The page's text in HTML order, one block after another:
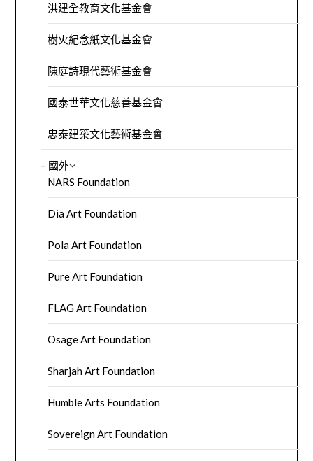
洪建全教育文化基金會
樹火紀念紙文化基金會
陳庭詩現代藝術基金會
國泰世華文化慈善基金會
忠泰建築文化藝術基金會
– 國外
NARS Foundation
Dia Art Foundation
Pola Art Foundation
Pure Art Foundation
FLAG Art Foundation
Osage Art Foundation
Sharjah Art Foundation
Humble Arts Foundation
Sovereign Art Foundation